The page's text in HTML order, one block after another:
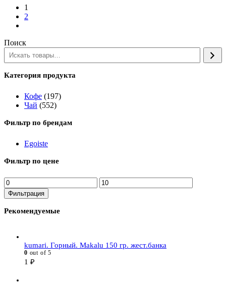
1
2
Поиск
Категория продукта
Кофе (197)
Чай (552)
Фильтр по брендам
Egoiste
Фильтр по цене
Минимальная
цена
Максимальная
цена
Фильтрация
Рекомендуемые
kumari. Горный. Makalu 150 гр. жест.банка
0 out of 5
1 ₽